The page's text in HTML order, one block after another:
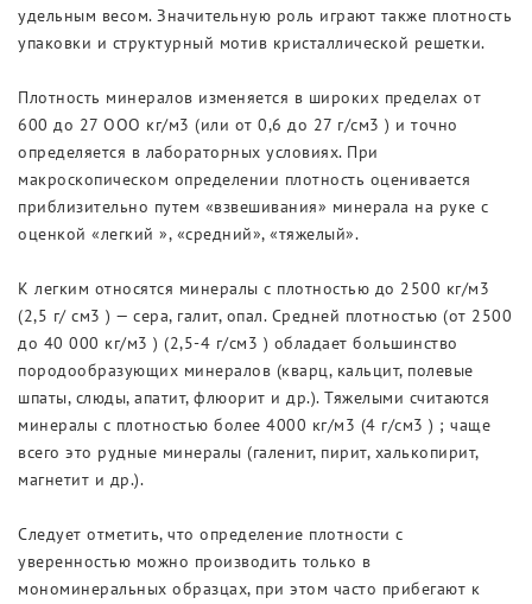
удельным весом. Значительную роль играют также плотность
упаковки и структурный мотив кристаллической решетки.
Плотность минералов изменяется в широких пределах от
600 до 27 ООО кг/м3 (или от 0,6 до 27 г/см3 ) и точно
определяется в лабораторных условиях. При
макроскопическом определении плотность оценивается
приблизительно путем «взвешивания» минерала на руке с
оценкой «легкий », «средний», «тяжелый».
К легким относятся минералы с плотностью до 2500 кг/м3
(2,5 г/ см3 ) — сера, галит, опал. Средней плотностью (от 2500
до 40 000 кг/м3 ) (2,5-4 г/см3 ) обладает большинство
породообразующих минералов (кварц, кальцит, полевые
шпаты, слюды, апатит, флюорит и др.). Тяжелыми считаются
минералы с плотностью более 4000 кг/м3 (4 г/см3 ) ; чаще
всего это рудные минералы (галенит, пирит, халькопирит,
магнетит и др.).
Следует отметить, что определение плотности с
уверенностью можно производить только в
мономинеральных образцах, при этом часто прибегают к